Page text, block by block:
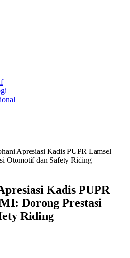
Apresiasi Kadis PUPR Lamsel
Otomotif dan Safety Riding
Kadis PUPR
Dorong Prestasi
Riding